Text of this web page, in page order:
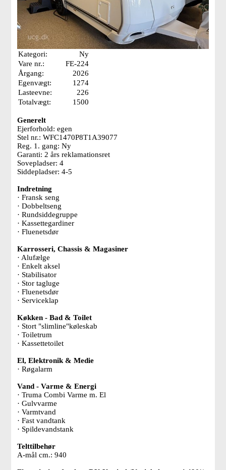
Kategori:
Ny
Vare nr.:
FE-224
Årgang:
2026
Egenvægt:
1274
Lasteevne:
226
Totalvægt:
1500
Generelt
Ejerforhold: egen
Stel nr.: WFC1470P8T1A39077
Reg. 1. gang: Ny
Garanti: 2 års reklamationsret
Sovepladser: 4
Siddepladser: 4-5
Indretning
· Fransk seng
· Dobbeltseng
· Rundsiddegruppe
· Kassettegardiner
· Fluenetsdør
Karrosseri, Chassis & Magasiner
· Alufælge
· Enkelt aksel
· Stabilisator
· Stor tagluge
· Fluenetsdør
· Serviceklap
Køkken - Bad & Toilet
· Stort "slimline"køleskab
· Toiletrum
· Kassettetoilet
El, Elektronik & Medie
· Røgalarm
Vand - Varme & Energi
· Truma Combi Varme m. El
· Gulvvarme
· Varmtvand
· Fast vandtank
· Spildevandstank
Telttilbehør
A-mål cm.: 940